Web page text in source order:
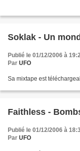
Soklak - Un
Publié le 01/12/2006 à
Par UFO
Sa mixtape est
Faithless -
Publié le 01/12/2006 à
Par UFO